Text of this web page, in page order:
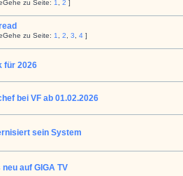
Gehe zu Seite: 1 2 ]
Gehe zu Seite: 1 2 3 4 ]
für 2026
bei VF ab 01.02.2026
sein System
neu auf GIGA TV